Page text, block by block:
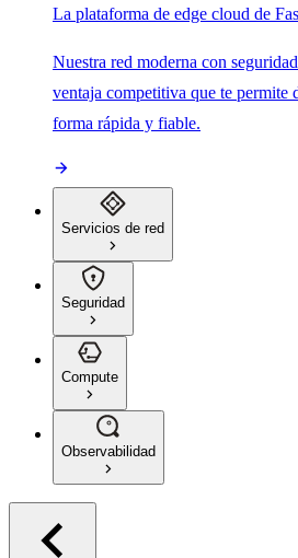
La plataforma de edge cloud de
Nuestra red moderna con
ventaja competitiva que te permite
forma rápida y fiable.
Servicios de red
Seguridad
Compute
Observabilidad